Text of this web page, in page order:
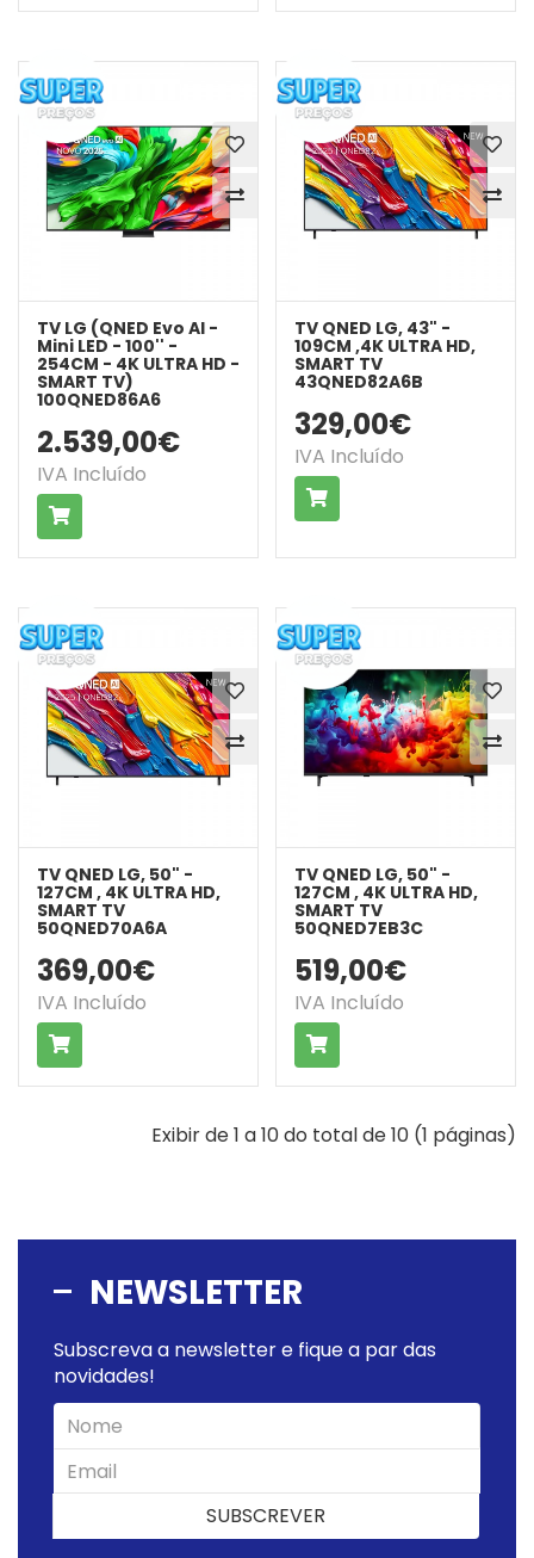
TV LG (QNED Evo AI -
Mini LED - 100'' -
254CM - 4K ULTRA HD -
SMART TV)
100QNED86A6
2.539,00€
IVA Incluído
COMPRAR
TV QNED LG, 43" -
109CM ,4K ULTRA HD,
SMART TV
43QNED82A6B
329,00€
IVA Incluído
COMPRAR
TV QNED LG, 50" -
127CM , 4K ULTRA HD,
SMART TV
50QNED70A6A
369,00€
IVA Incluído
COMPRAR
TV QNED LG, 50" -
127CM , 4K ULTRA HD,
SMART TV
50QNED7EB3C
519,00€
IVA Incluído
COMPRAR
Exibir de 1 a 10 do total de 10 (1 páginas)
NEWSLETTER
Subscreva a newsletter e fique a par das
novidades!
SUBSCREVERSUBSCREVER